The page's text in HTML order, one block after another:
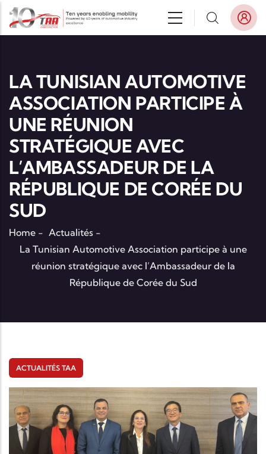
Aller au contenu principal
LA TUNISIAN AUTOMOTIVE
ASSOCIATION PARTICIPE À
UNE RÉUNION
STRATÉGIQUE AVEC
L’AMBASSADEUR DE LA
RÉPUBLIQUE DE CORÉE DU
SUD
Home - Actualités -
La Tunisian Automotive Association participe à une
réunion stratégique avec l’Ambassadeur de la
République de Corée du Sud
ACTUALITÉS TAA